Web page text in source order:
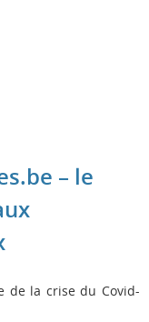
– le
de la crise du Covid-